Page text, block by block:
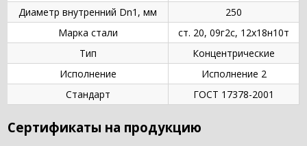
Диаметр внутренний Dn1, мм
250
Марка стали
ст. 20, 09г2с, 12х18н10т
Тип
Концентрические
Исполнение
Исполнение 2
Стандарт
ГОСТ 17378-2001
Сертификаты на продукцию